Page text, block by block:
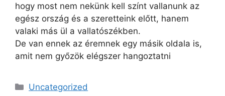
hogy most nem nekünk kell színt vallanunk az
egész ország és a szeretteink előtt, hanem
valaki más ül a vallatószékben.
De van ennek az éremnek egy másik oldala is,
amit nem győzök elégszer hangoztatni
Kategória
Uncategorized